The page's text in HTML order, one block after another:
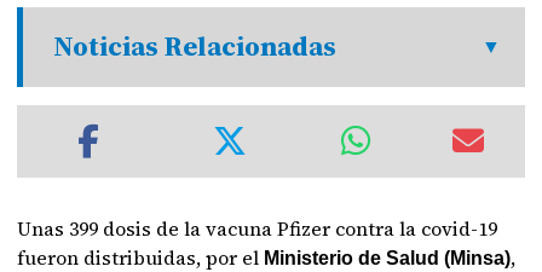
Noticias Relacionadas
Unas 399 dosis de la vacuna Pfizer contra la covid-19
fueron distribuidas, por el Ministerio de Salud (Minsa),